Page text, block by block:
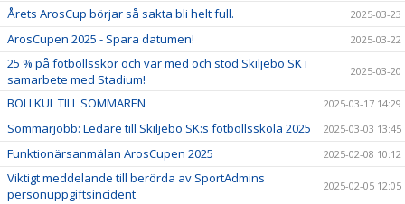
Årets ArosCup börjar så sakta bli helt full. 2025-03-23
ArosCupen 2025 - Spara datumen! 2025-03-22
25 % på fotbollsskor och var med och stöd Skiljebo SK i
samarbete med Stadium!
2025-03-20
BOLLKUL TILL SOMMAREN 2025-03-17 14:29
Sommarjobb: Ledare till Skiljebo SK:s fotbollsskola 2025 2025-03-03 13:45
Funktionärsanmälan ArosCupen 2025 2025-02-08 10:12
Viktigt meddelande till berörda av SportAdmins
personuppgiftsincident
2025-02-05 12:05